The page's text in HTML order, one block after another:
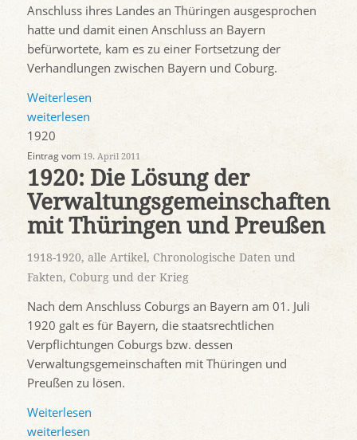
Anschluss ihres Landes an Thüringen ausgesprochen
hatte und damit einen Anschluss an Bayern
befürwortete, kam es zu einer Fortsetzung der
Verhandlungen zwischen Bayern und Coburg.
Weiterlesen
weiterlesen
1920
Eintrag vom 19. April 2011
1920: Die Lösung der
Verwaltungsgemeinschaften
mit Thüringen und Preußen
1918-1920, alle Artikel, Chronologische Daten und
Fakten, Coburg und der Krieg
Nach dem Anschluss Coburgs an Bayern am 01. Juli
1920 galt es für Bayern, die staatsrechtlichen
Verpflichtungen Coburgs bzw. dessen
Verwaltungsgemeinschaften mit Thüringen und
Preußen zu lösen.
Weiterlesen
weiterlesen